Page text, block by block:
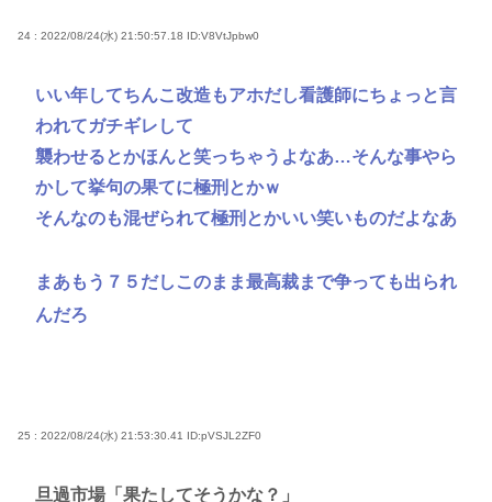
24 : 2022/08/24(水) 21:50:57.18 ID:V8VtJpbw0
いい年してちんこ改造もアホだし看護師にちょっと言
われてガチギレして
襲わせるとかほんと笑っちゃうよなあ…そんな事やら
かして挙句の果てに極刑とかｗ
そんなのも混ぜられて極刑とかいい笑いものだよなあ
まあもう７５だしこのまま最高裁まで争っても出られ
んだろ
25 : 2022/08/24(水) 21:53:30.41 ID:pVSJL2ZF0
旦過市場「果たしてそうかな？」